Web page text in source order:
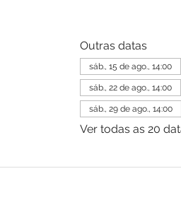
Outras datas
sáb., 15 de ago., 14:00
sáb., 22 de ago., 14:00
sáb., 29 de ago., 14:00
Ver todas as 20